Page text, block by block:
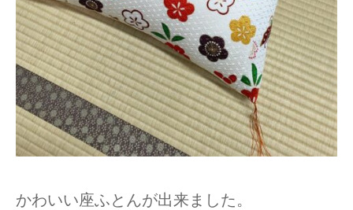
かわいい座ふとんが出来ました。